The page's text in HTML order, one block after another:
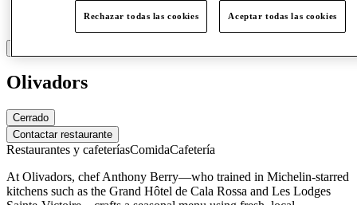
Olivadors
Cerrado
Contactar restaurante
Restaurantes y cafeteríasComidaCafetería
At Olivadors, chef Anthony Berry—who trained in Michelin-starred
kitchens such as the Grand Hôtel de Cala Rossa and Les Lodges
Rechazar todas las cookies Aceptar todas las cookies